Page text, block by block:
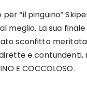
“il pinguino”
meglio. La sua
sconfitto
e
E COCCOLOSO.